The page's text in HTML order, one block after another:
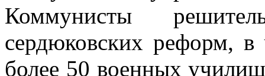
Коммунисты
сердюковских реформ, в
более 50 военных